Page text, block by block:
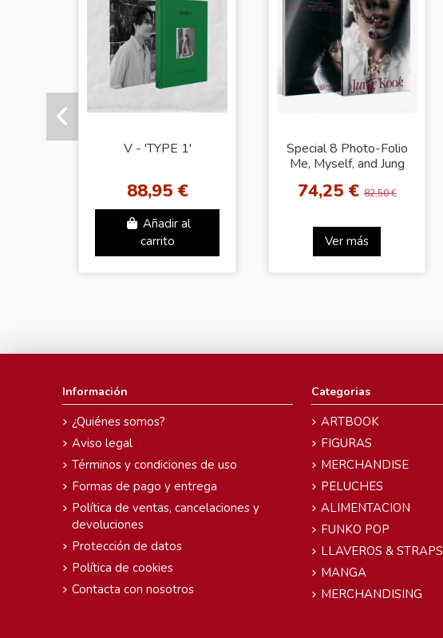
V - 'TYPE 1'
88,95 €
Añadir al
carrito
Special 8 Photo-Folio
Me, Myself, and Jung
Difference]
74,25 €82,50 €
Ver más
Información
¿Quiénes somos?
Aviso legal
Términos y condiciones de uso
Formas de pago y entrega
Política de ventas, cancelaciones y
devoluciones
Protección de datos
Política de cookies
Contacta con nosotros
Categorias
ARTBOOK
FIGURAS
MERCHANDISE
PELUCHES
ALIMENTACION
FUNKO POP
LLAVEROS & STRAPS
MANGA
MERCHANDISING